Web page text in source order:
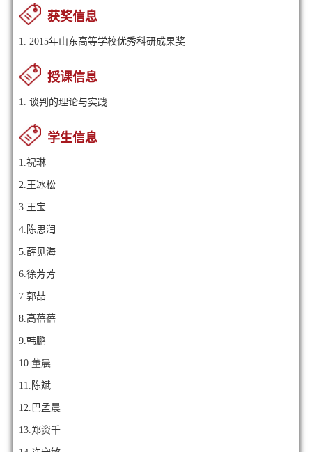
获奖信息
1. 2015年山东高等学校优秀科研成果奖
授课信息
1. 谈判的理论与实践
学生信息
1.祝琳
2.王冰松
3.王宝
4.陈思润
5.薛见海
6.徐芳芳
7.郭喆
8.高蓓蓓
9.韩鹏
10.董晨
11.陈斌
12.巴孟晨
13.郑资千